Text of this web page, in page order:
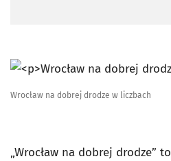
Wrocław na dobrej drodze w liczbach
„Wrocław na dobrej drodze”